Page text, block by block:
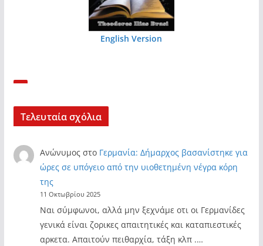
English Version
Τελευταία σχόλια
Ανώνυμος στο Γερμανία: Δήμαρχος βασανίστηκε για
ώρες σε υπόγειο από την υιοθετημένη νέγρα κόρη
της
11 Οκτωβρίου 2025
Ναι σύμφωνοι, αλλά μην ξεχνάμε οτι οι Γερμανίδες
γενικά είναι ζορικες απαιτητικές και καταπιεστικές
αρκετα. Απαιτούν πειθαρχία, τάξη κλπ .…